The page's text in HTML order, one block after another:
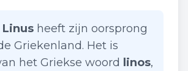
Linus heeft zijn oorsprong
Griekenland. Het is
het Griekse woord
linos,